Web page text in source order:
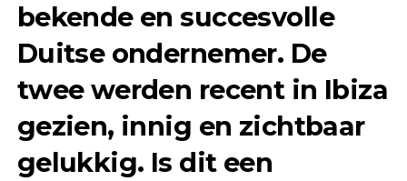
bekende en succesvolle
Duitse ondernemer. De
twee werden recent in Ibiza
gezien, innig en zichtbaar
gelukkig. Is dit een